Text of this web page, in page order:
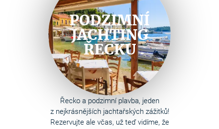
PODZIMNÍ
JACHTING
ŘECKU
Řecko a podzimní plavba, jeden
z nejkrásnějších jachtařských zážitků!
Rezervujte ale včas, už teď vidíme, že